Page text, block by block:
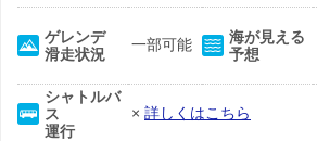
ゲレンデ
滑走状況
一部可能
海が見える
予想
シャトルバ
ス
運行
× 詳しくはこちら